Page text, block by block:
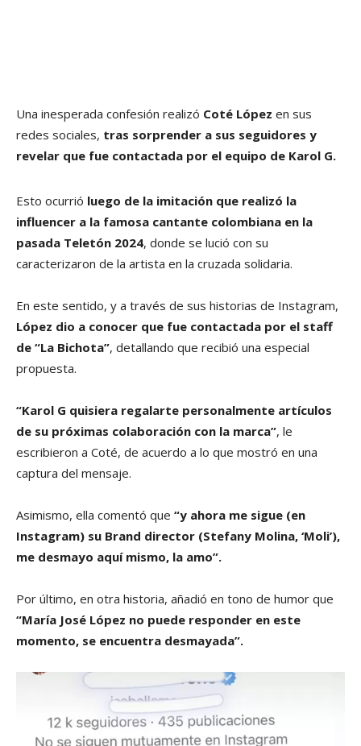
Una inesperada confesión realizó Coté López en sus
redes sociales, tras sorprender a sus seguidores y
revelar que fue contactada por el equipo de Karol G.
Esto ocurrió luego de la imitación que realizó la
influencer a la famosa cantante colombiana en la
pasada Teletón 2024, donde se lució con su
caracterizaron de la artista en la cruzada solidaria.
En este sentido, y a través de sus historias de Instagram,
López dio a conocer que fue contactada por el staff
de “La Bichota”, detallando que recibió una especial
propuesta.
“Karol G quisiera regalarte personalmente artículos
de su próximas colaboración con la marca”, le
escribieron a Coté, de acuerdo a lo que mostró en una
captura del mensaje.
Asimismo, ella comentó que “y ahora me sigue (en
Instagram) su Brand director (Stefany Molina, ‘Moli’),
me desmayo aquí mismo, la amo”.
Por último, en otra historia, añadió en tono de humor que
“María José López no puede responder en este
momento, se encuentra desmayada”.